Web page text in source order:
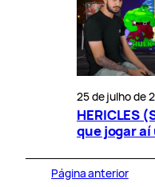
25 de julho de
HERICLES
que jogar aí
Página anterior